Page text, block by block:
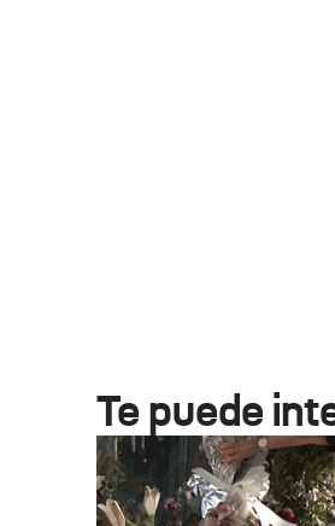
Te puede